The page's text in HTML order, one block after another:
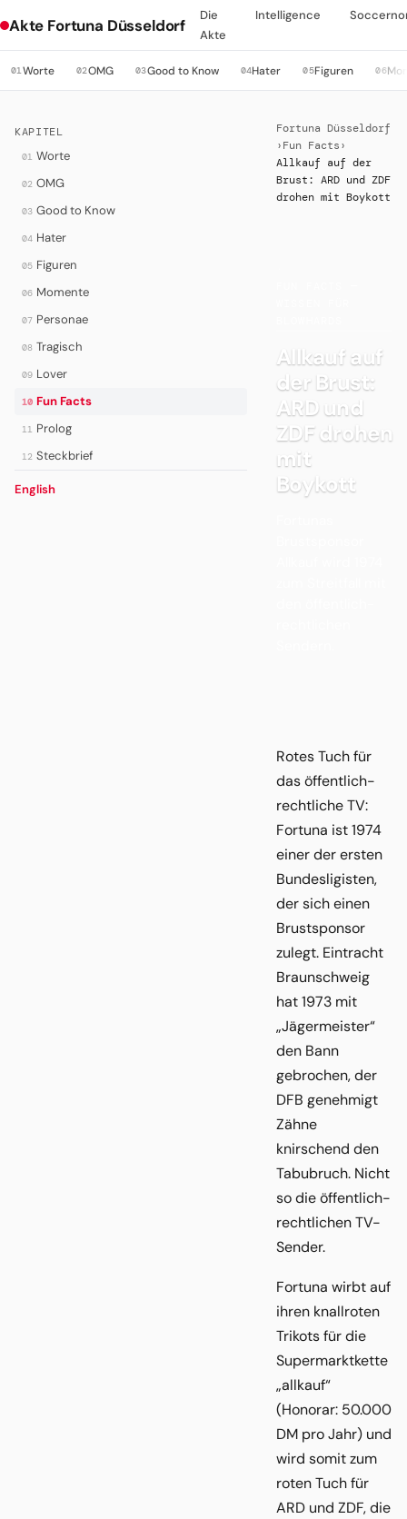
Akte Fortuna Düsseldorf
Die
Akte
Intelligence
01Worte 02OMG 03Good to Know 04Hater 05Figuren 06
KAPITEL
01 Worte
02 OMG
03 Good to Know
04 Hater
05 Figuren
06 Momente
07 Personae
08 Tragisch
09 Lover
10 Fun Facts
11 Prolog
12 Steckbrief
English
Fortuna Düsseldorf
› Fun Facts ›
Allkauf auf der
Brust: ARD und ZDF
drohen mit Boykott
Allkauf auf
der Brust:
ARD und
ZDF drohen
mit
Boykott
Rotes Tuch für
das öffentlich-
rechtliche TV:
Fortuna ist 1974
einer der ersten
Bundesligisten,
der sich einen
Brustsponsor
zulegt. Eintracht
Braunschweig
hat 1973 mit
„Jägermeister“
den Bann
gebrochen, der
DFB genehmigt
Zähne
knirschend den
Tabubruch. Nicht
so die öffentlich-
rechtlichen TV-
Sender.
Fortuna wirbt auf
ihren knallroten
Trikots für die
Supermarktkette
„allkauf“
(Honorar: 50.000
DM pro Jahr) und
wird somit zum
roten Tuch für
ARD und ZDF, die